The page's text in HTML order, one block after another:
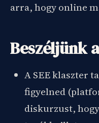
arra, hogy online
Beszéljünk
A SEE klaszter
figyelned
diskurzust,